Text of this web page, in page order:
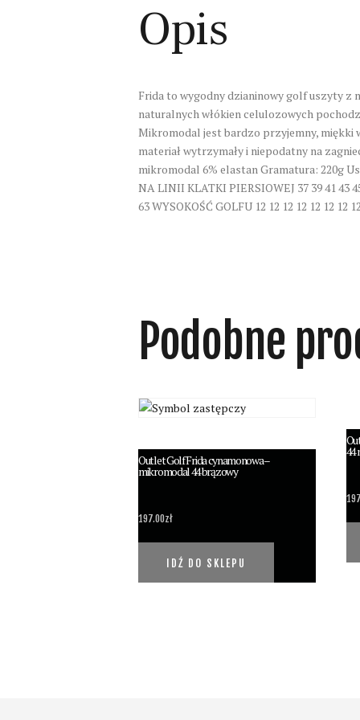
Opis
Frida to wygodny dzianinowy golf uszyty z
naturalnych włókien celulozowych
Mikromodal jest bardzo przyjemny, miękki
materiał wytrzymały i niepodatny na
mikromodal 6% elastan Gramatura: 220g
NA LINII KLATKI PIERSIOWEJ 37 39 41 43
63 WYSOKOŚĆ GOLFU 12 12 12 12 12 12
Podobne
Outlet Golf Frida cynamonowa –
mikromodal 44 brązowy
197.00zł
IDŹ DO SKLEPU
44